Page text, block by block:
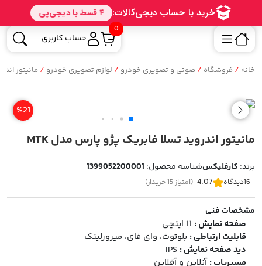
0
حساب کاربری
خانه / فروشگاه / صوتی و تصویری خودرو / لوازم تصویری خودرو / مانیتور
%21
مانیتور اندروید تسلا فابریک پژو پارس مدل MTK
برند: کارفلیکسشناسه محصول: 1399052200001
16دیدگاه 4.07 (امتیاز 15 خریدار)
مشخصات فنی
صفحه نمایش : 11 اینچی
قابلیت ارتباطی : بلوتوث، وای فای، میرورلینک
دید صفحه نمایش : IPS
مسیریاب : آنلاین و آفلاین